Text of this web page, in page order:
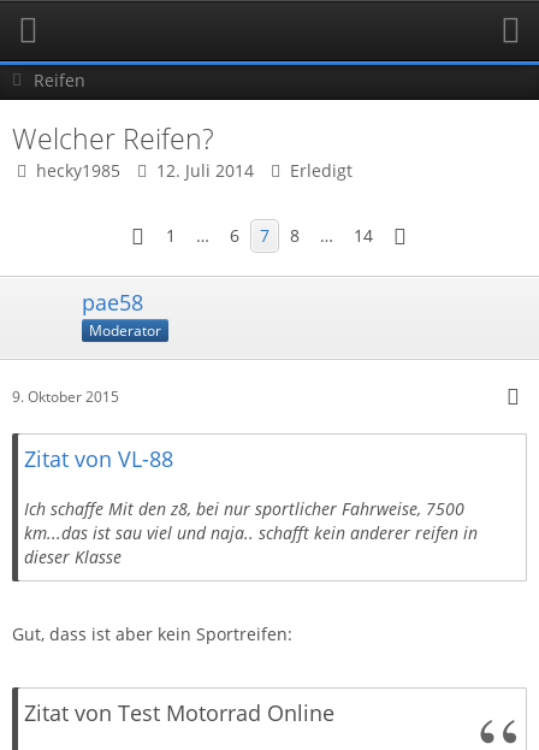
Reifen
Welcher Reifen?
hecky1985 12. Juli 2014 Erledigt
1 … 6 7 8 … 14
pae58
Moderator
9. Oktober 2015
Zitat von VL-88
Ich schaffe Mit den z8, bei nur sportlicher Fahrweise, 7500
km...das ist sau viel und naja.. schafft kein anderer reifen in
dieser Klasse
Gut, dass ist aber kein Sportreifen:
Zitat von Test Motorrad Online